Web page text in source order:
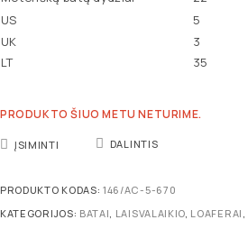
US
5
UK
3
LT
35
PRODUKTO ŠIUO METU NETURIME.
ĮSIMINTI DALINTIS
PRODUKTO KODAS: 146/AC-5-670
KATEGORIJOS: BATAI, LAISVALAIKIO, LOAFERAI ,